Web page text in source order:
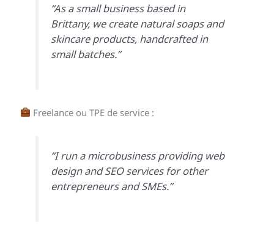
“As a small business based in
Brittany, we create natural soaps and
skincare products, handcrafted in
small batches.”
Freelance ou TPE de service :
“I run a microbusiness providing web
design and SEO services for other
entrepreneurs and SMEs.”